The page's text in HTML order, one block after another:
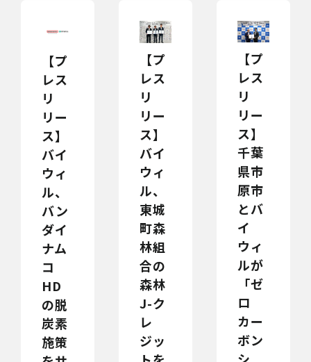
【プ
レス
リ
リー
ス】
バイ
ウィ
ル、
バン
ダイ
ナム
コ
HD
の脱
炭素
施策
【プ
レス
リ
リー
ス】
バイ
ウィ
ル、
東城
町森
林組
合の
森林
J-ク
レ
ジッ
【プ
レス
リ
リー
ス】
千葉
県市
原市
とバ
イ
ウィ
ルが
「ゼ
ロ
カー
ボン